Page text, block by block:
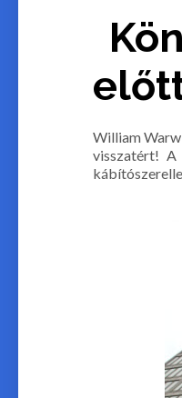
William
visszatért!